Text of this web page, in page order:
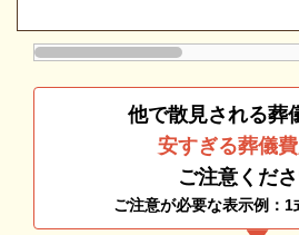
り行う葬儀形態です。
式典を省くことにより葬儀費用
時間が短時間になるため、最も
納棺済みの遺体を搬入し、告別
別れの時を過ごした後、火葬と
他で散見される葬
安すぎる葬儀費
ご注意くださ
ご注意が必要な表示例：1